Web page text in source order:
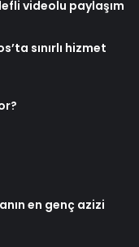
videolu paylaşım
sınırlı hizmet
en genç azizi